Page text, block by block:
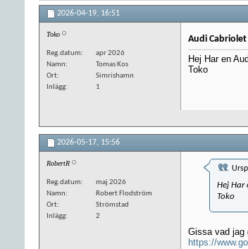
2026-04-19, 16:51
Toko
Reg.datum
apr 2026
Namn
Tomas Kos
Ort
Simrishamn
Inlägg
1
Audi Cabriolet
Hej Har en
Toko
2026-05-17, 15:56
RobertR
Reg.datum
maj 2026
Namn
Robert Flodström
Ort
Strömstad
Inlägg
2
Hej Har
Toko
Gissa vad jag
https://